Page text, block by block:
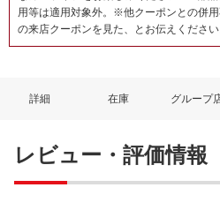
用等は適用対象外。※他クーポンとの併
の来店クーポンを見た、とお伝えください
詳細 在庫 グループ
レビュー・評価情報